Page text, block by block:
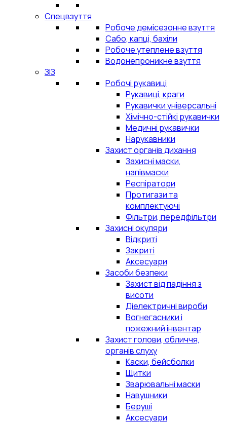
Спецвзуття
Робоче демісезонне взуття
Сабо, капці, бахіли
Робоче утеплене взуття
Водонепроникне взуття
ЗІЗ
Робочі рукавиці
Рукавиці, краги
Рукавички універсальні
Хімічно-стійкі рукавички
Медичні рукавички
Нарукавники
Захист органів дихання
Захисні маски,
напівмаски
Респіратори
Протигази та
комплектуючі
Фільтри, передфільтри
Захисні окуляри
Відкриті
Закриті
Аксесуари
Засоби безпеки
Захист від падіння з
висоти
Діелектричні вироби
Вогнегасники і
пожежний інвентар
Захист голови, обличчя,
органів слуху
Каски, бейсболки
Щитки
Зварювальні маски
Навушники
Беруші
Аксесуари